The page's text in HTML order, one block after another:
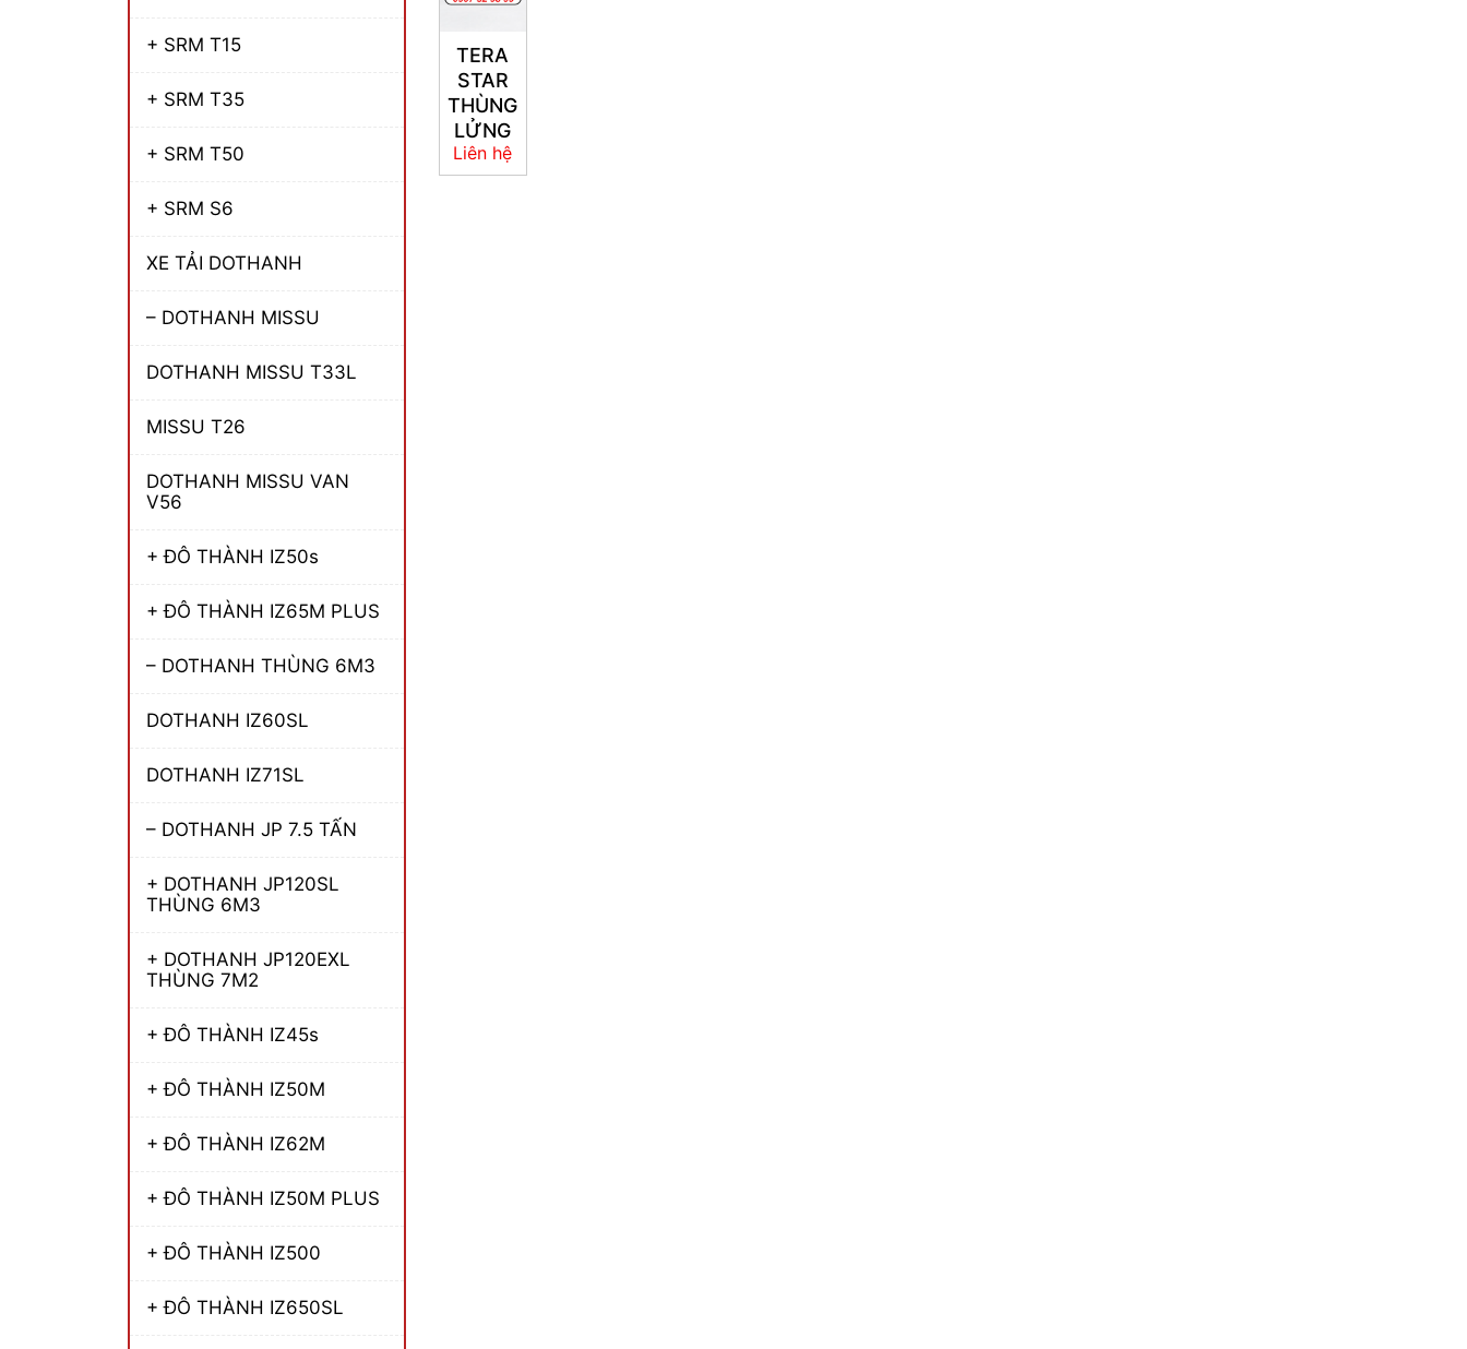
+ SRM T15
+ SRM T35
+ SRM T50
+ SRM S6
XE TẢI DOTHANH
– DOTHANH MISSU
DOTHANH MISSU T33L
MISSU T26
DOTHANH MISSU VAN
V56
+ ĐÔ THÀNH IZ50s
+ ĐÔ THÀNH IZ65M PLUS
– DOTHANH THÙNG 6M3
DOTHANH IZ60SL
DOTHANH IZ71SL
– DOTHANH JP 7.5 TẤN
+ DOTHANH JP120SL
THÙNG 6M3
+ DOTHANH JP120EXL
THÙNG 7M2
+ ĐÔ THÀNH IZ45s
+ ĐÔ THÀNH IZ50M
+ ĐÔ THÀNH IZ62M
+ ĐÔ THÀNH IZ50M PLUS
+ ĐÔ THÀNH IZ500
+ ĐÔ THÀNH IZ650SL
TERA
STAR
THÙNG
LỬNG
Liên hệ